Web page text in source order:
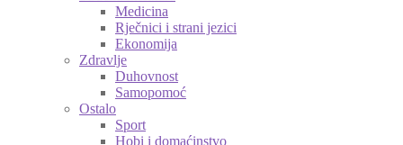
Medicina
Rječnici i strani jezici
Ekonomija
Zdravlje
Duhovnost
Samopomoć
Ostalo
Sport
Hobi i domaćinstvo